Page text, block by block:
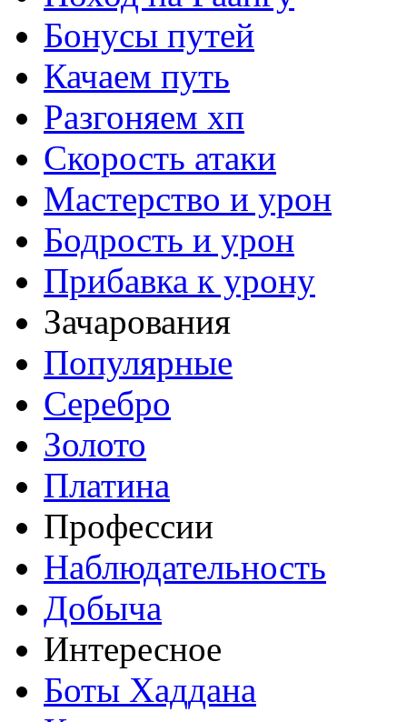
Бонусы путей
Качаем путь
Разгоняем хп
Скорость атаки
Мастерство и урон
Бодрость и урон
Прибавка к урону
Зачарования
Популярные
Серебро
Золото
Платина
Профессии
Наблюдательность
Добыча
Интересное
Боты Хаддана